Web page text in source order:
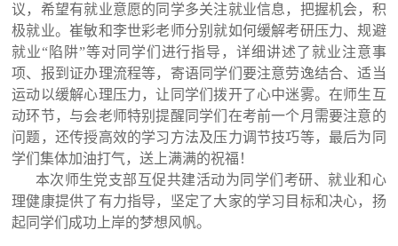
议，希望有就业意愿的同学多关注就业信息，把握机会，积
极就业。崔敏和李世彩老师分别就如何缓解考研压力、规避
就业“陷阱”等对同学们进行指导，详细讲述了就业注意事
项、报到证办理流程等，寄语同学们要注意劳逸结合、适当
运动以缓解心理压力，让同学们拨开了心中迷雾。在师生互
动环节，与会老师特别提醒同学们在考前一个月需要注意的
问题，还传授高效的学习方法及压力调节技巧等，最后为同
学们集体加油打气，送上满满的祝福！
本次师生党支部互促共建活动为同学们考研、就业和心
理健康提供了有力指导，坚定了大家的学习目标和决心，扬
起同学们成功上岸的梦想风帆。